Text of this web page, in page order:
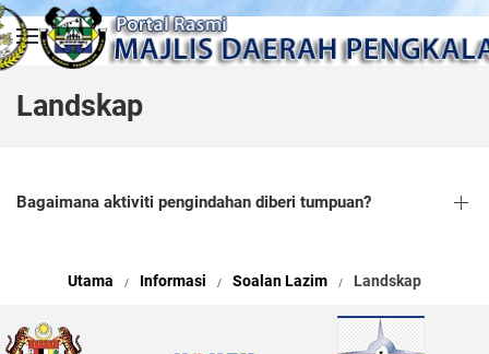
Skip to main content
Landskap
Bagaimana aktiviti pengindahan diberi tumpuan?
Utama Informasi Soalan Lazim Landskap